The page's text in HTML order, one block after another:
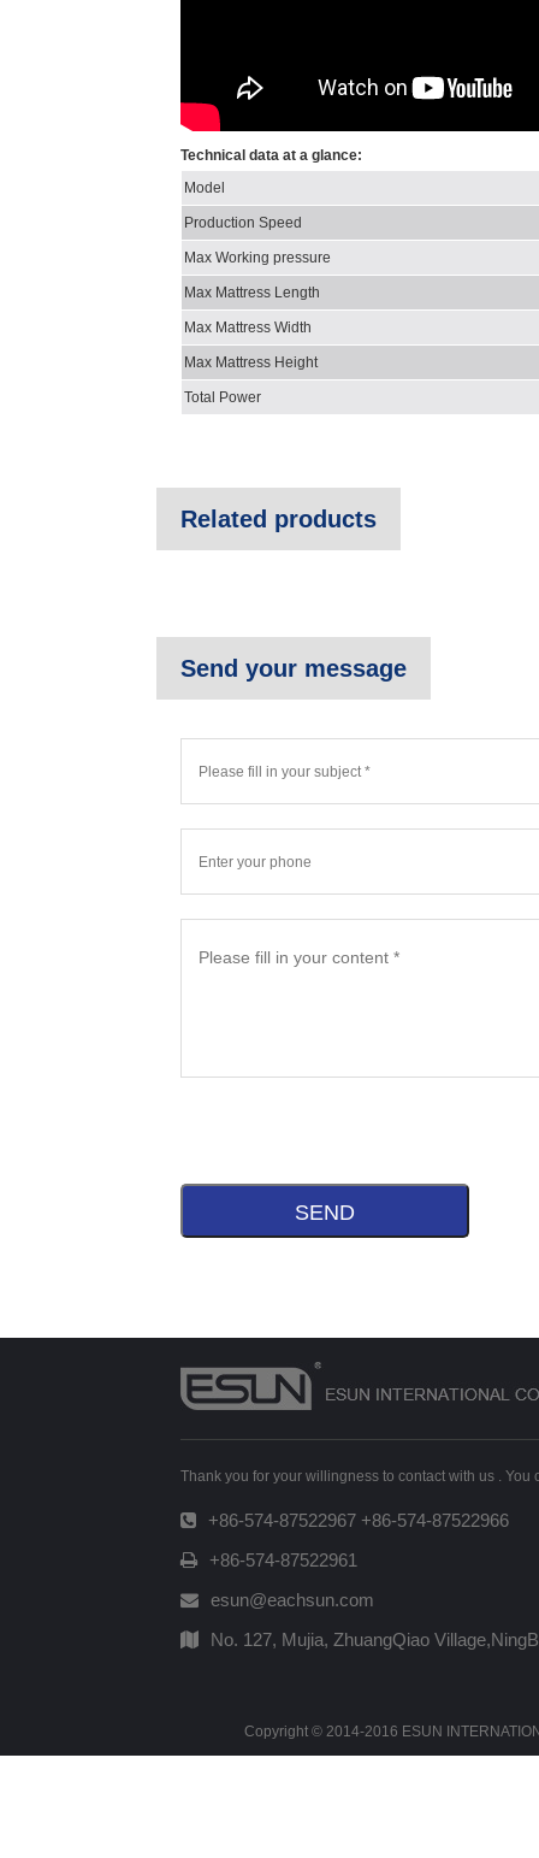
Technical data at a glance:
Model
Production Speed
Max Working pressure
Max Mattress Length
Max Mattress Width
Max Mattress Height
Total Power
Related products
Thank you for your willingness to contact with us .
+86-574-87522967 +86-574-87522966
+86-574-87522961
esun@eachsun.com
No. 127, Mujia, ZhuangQiao
Copyright © 2014-2016 ESUN